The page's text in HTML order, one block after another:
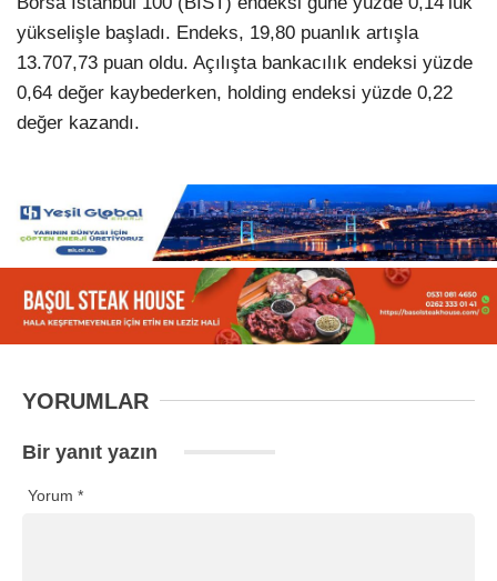
yükselişle başladı. Endeks, 19,80 puanlık artışla
13.707,73 puan oldu. Açılışta bankacılık endeksi yüzde
0,64 değer kaybederken, holding endeksi yüzde 0,22
değer kazandı.
YORUMLAR
Bir yanıt yazın
Yorum *